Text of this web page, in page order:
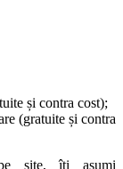
și contra cost);
(gratuite și contra
site, îți asumi